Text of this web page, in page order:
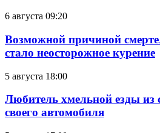
6 августа 09:20
Возможной причиной
стало неосторожное курение
5 августа 18:00
Любитель хмельной езды из
своего автомобиля